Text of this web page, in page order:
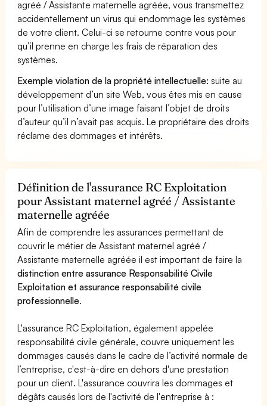
agréé / Assistante maternelle agréée, vous transmettez
accidentellement un virus qui endommage les systèmes
de votre client. Celui-ci se retourne contre vous pour
qu’il prenne en charge les frais de réparation des
systèmes.
Exemple violation de la propriété intellectuelle: suite au
développement d’un site Web, vous êtes mis en cause
pour l’utilisation d’une image faisant l’objet de droits
d’auteur qu’il n’avait pas acquis. Le propriétaire des droits
réclame des dommages et intérêts.
Définition de l'assurance RC Exploitation
pour Assistant maternel agréé / Assistante
maternelle agréée
Afin de comprendre les assurances permettant de
couvrir le métier de Assistant maternel agréé /
Assistante maternelle agréée il est important de faire la
distinction entre assurance Responsabilité Civile
Exploitation et assurance responsabilité civile
professionnelle.
L'assurance RC Exploitation, également appelée
responsabilité civile générale, couvre uniquement les
dommages causés dans le cadre de l’activiténormale de
l’entreprise, c'est-à-dire en dehors d'une prestation
pour un client. L'assurance couvrira les dommages et
dégâts causés lors de l'activité de l'entreprise à :